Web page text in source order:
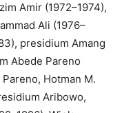
Amir (1972–1974),
Ali (1976–
presidium Amang
Abede Pareno
Hotman M.
Aribowo,